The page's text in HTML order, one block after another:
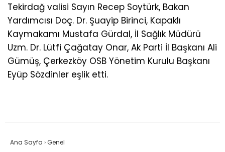
Tekirdağ valisi Sayın Recep Soytürk, Bakan
Yardımcısı Doç. Dr. Şuayip Birinci, Kapaklı
Kaymakamı Mustafa Gürdal, İl Sağlık Müdürü
Uzm. Dr. Lütfi Çağatay Onar, Ak Parti İl Başkanı Ali
Gümüş, Çerkezköy OSB Yönetim Kurulu Başkanı
Eyüp Sözdinler eşlik etti.
Ana Sayfa ›Genel